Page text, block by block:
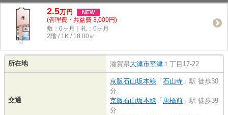
2.5万円 NEW
(管理費・共益費 3,000円)
敷：0ヶ月｜礼：0ヶ月
2階 / 1K / 18.00㎡
所在地 滋賀県大津市平津 １丁目17-22
交通
京阪石山坂本線 「 石山寺 」駅 徒歩30
分
京阪石山坂本線 「 唐橋前 」駅 徒歩39
分